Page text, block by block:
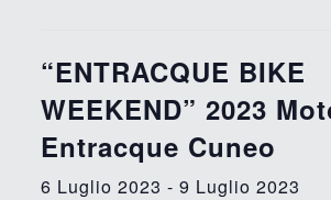
“ENTRACQUE BIKE
WEEKEND” 2023
Entracque Cuneo
6 Luglio 2023 - 9 Luglio 2023